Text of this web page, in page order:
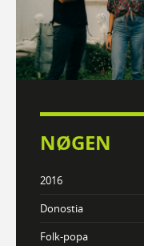
NØGEN
2016
Donostia
Folk-popa